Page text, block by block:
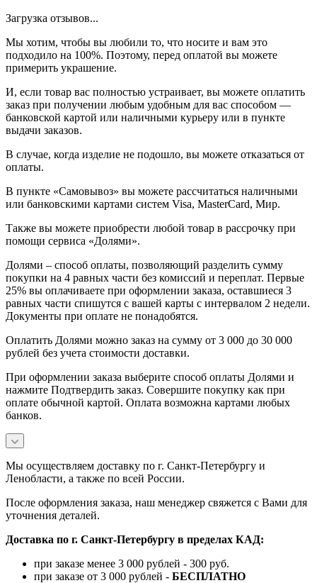
Загрузка отзывов...
Мы хотим, чтобы вы любили то, что носите и вам это
подходило на 100%. Поэтому, перед оплатой вы можете
примерить украшение.
И, если товар вас полностью устраивает, вы можете оплатить
заказ при получении любым удобным для вас способом —
банковской картой или наличными курьеру или в пункте
выдачи заказов.
В случае, когда изделие не подошло, вы можете отказаться от
оплаты.
В пункте «Самовывоз» вы можете рассчитаться наличными
или банковскими картами систем Visa, MasterCard, Мир.
Также вы можете приобрести любой товар в рассрочку при
помощи сервиса «Долями».
Долями – способ оплаты, позволяющий разделить сумму
покупки на 4 равных части без комиссий и переплат. Первые
25% вы оплачиваете при оформлении заказа, оставшиеся 3
равных части спишутся с вашей карты с интервалом 2 недели.
Документы при оплате не понадобятся.
Оплатить Долями можно заказ на сумму от 3 000 до 30 000
рублей без учета стоимости доставки.
При оформлении заказа выберите способ оплаты Долями и
нажмите Подтвердить заказ. Совершите покупку как при
оплате обычной картой. Оплата возможна картами любых
банков.
Мы осуществляем доставку по г. Санкт-Петербургу и
Ленобласти, а также по всей России.
После оформления заказа, наш менеджер свяжется с Вами для
уточнения деталей.
Доставка по г. Санкт-Петербургу в пределах КАД:
при заказе менее 3 000 рублей - 300 руб.
при заказе от 3 000 рублей - БЕСПЛАТНО